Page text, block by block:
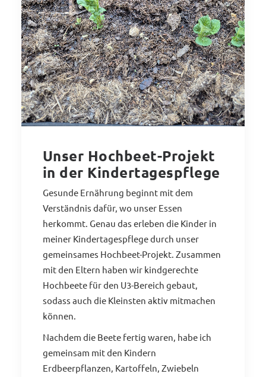
Unser Hochbeet-Projekt
in der Kindertagespflege
Gesunde Ernährung beginnt mit dem
Verständnis dafür, wo unser Essen
herkommt. Genau das erleben die Kinder in
meiner Kindertagespflege durch unser
gemeinsames Hochbeet-Projekt. Zusammen
mit den Eltern haben wir kindgerechte
Hochbeete für den U3-Bereich gebaut,
sodass auch die Kleinsten aktiv mitmachen
können.
Nachdem die Beete fertig waren, habe ich
gemeinsam mit den Kindern
Erdbeerpflanzen, Kartoffeln, Zwiebeln